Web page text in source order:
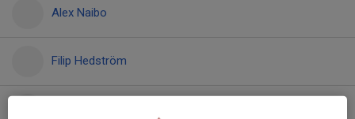
Alex Naibo
Filip Hedström